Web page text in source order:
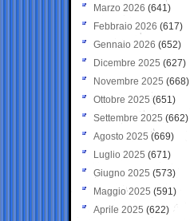
Marzo 2026 (641)
Febbraio 2026 (617)
Gennaio 2026 (652)
Dicembre 2025 (627)
Novembre 2025 (668)
Ottobre 2025 (651)
Settembre 2025 (662)
Agosto 2025 (669)
Luglio 2025 (671)
Giugno 2025 (573)
Maggio 2025 (591)
Aprile 2025 (622)